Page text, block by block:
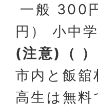
一般 300
円） 小中
(注意)（
市内と飯
高生は無料